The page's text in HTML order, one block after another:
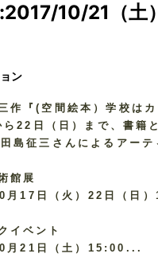
10/21（
ン
作『(空間絵本）学校は
22日（日）まで、書籍
島征三さんによるアーテ
館展
月17日（火）22日（日
イベント
月21日（土）15:00...